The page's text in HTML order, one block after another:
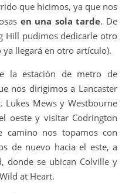
que hicimos, ya que nos
en una sola tarde. De
Hill pudimos dedicarle otro
llegará en otro artículo).
la estación de metro de
nos dirigimos a Lancaster
Lukes Mews y Westbourne
oeste y visitar Codrington
camino nos topamos con
de nuevo hacia el este, a
donde se ubican Colville y
at Heart.